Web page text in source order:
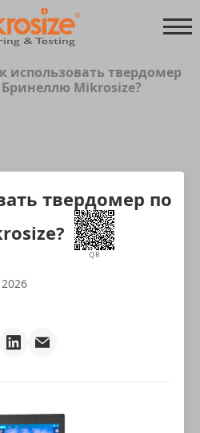
использовать твердомер
Бринеллю Mikrosize?
твердомер по
QR